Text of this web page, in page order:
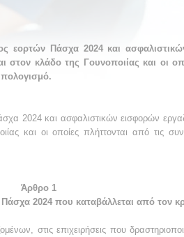
εορτών Πάσχα 2024 και
στον κλάδο της Γουνοποιίας και οι
2024 και ασφαλιστικών εισφορών
και οι οποίες πλήττονται από τις
Άρθρο 1
2024 που καταβάλλεται από τον
στις επιχειρήσεις που